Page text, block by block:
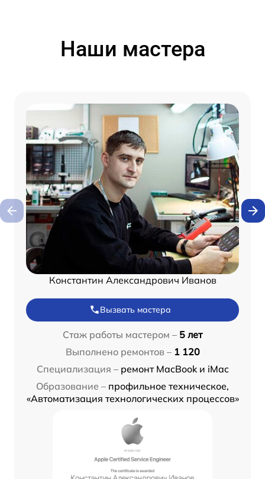
Наши мастера
Константин Александрович Иванов
Вызвать мастера
Стаж работы мастером – 5 лет
Выполнено ремонтов – 1 120
Специализация – ремонт MacBook и iMac
Образование – профильное техническое,
«Автоматизация технологических процессов»